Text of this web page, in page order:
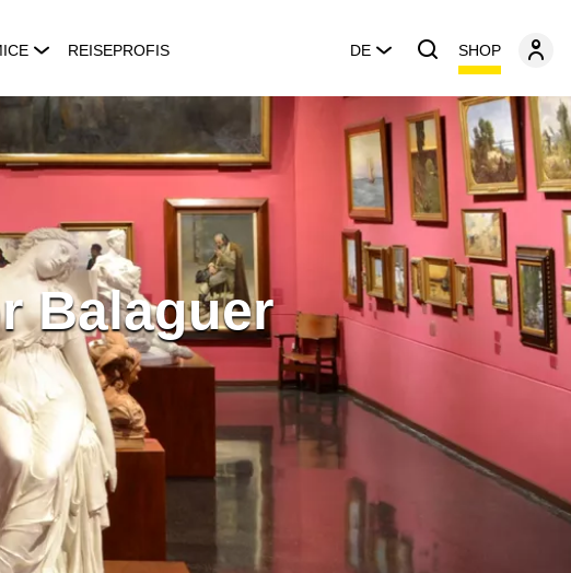
REISEPROFIS DE SHOP
Balaguer